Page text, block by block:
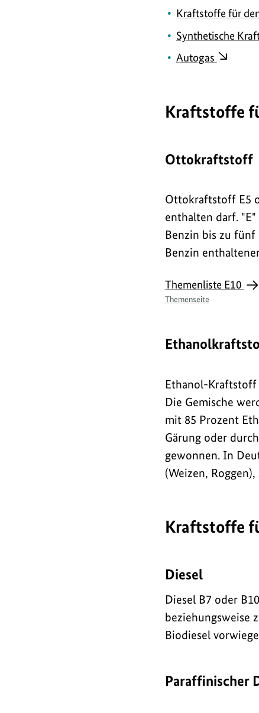
Kraftstoffe für
Synthetische
Autogas
Kraftstoffe
Ottokraftstoff
Ottokraftstoff E5
enthalten darf.
Benzin bis zu fünf
Benzin
Themenliste E10
Themenseite
Ethanol-
Die Gemische
mit 85 Prozent
Gärung oder
gewonnen. In
(Weizen,
Kraftstoffe
Diesel
Diesel B7 oder
beziehungsweise
Biodiesel
Paraffinischer